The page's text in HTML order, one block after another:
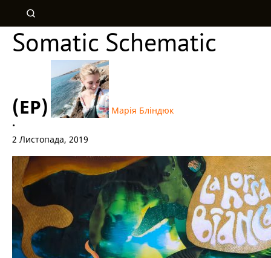
Somatic Schematic
(EP)
Марія Бліндюк
•
2 Листопада, 2019